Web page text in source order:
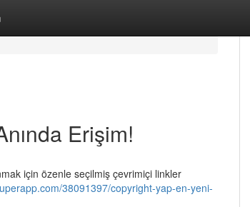
Erişim!
için özenle seçilmiş çevrimiçi linkler
38091397/copyright-yap-en-yeni-